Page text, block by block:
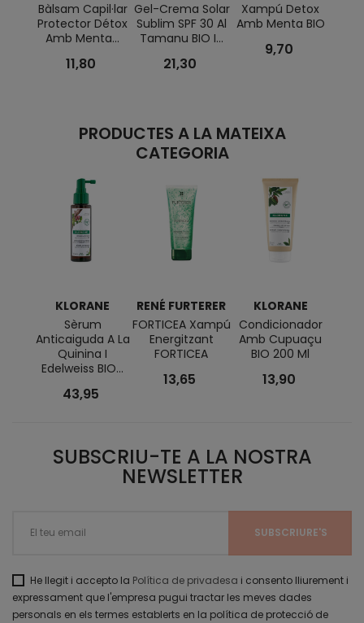
Bàlsam Capil·lar
Protector Détox
Amb Menta...
11,80
Gel-Crema Solar
Sublim SPF 30 Al
Tamanu BIO I...
21,30
Xampú Detox
Amb Menta BIO
9,70
PRODUCTES A LA MATEIXA
CATEGORIA
KLORANE
Sèrum
Anticaiguda A La
Quinina I
Edelweiss BIO...
43,95
RENÉ FURTERER
FORTICEA Xampú
Energitzant
FORTICEA
13,65
KLORANE
Condicionador
Amb Cupuaçu
BIO 200 Ml
13,90
SUBSCRIU-TE A LA NOSTRA
NEWSLETTER
He llegit i accepto la Política de privadesa i consento lliurement i
expressament que l'empresa pugui tractar les meves dades
personals en els termes establerts en la política de protecció de